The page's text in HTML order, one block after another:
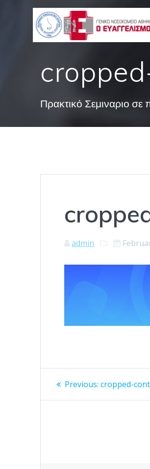
Πρακτικό Σεμιναριο
admin
Post
navigation
Previous: Previous
cropped-